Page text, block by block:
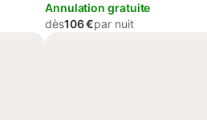
Annulation gratuite
dès106 €par nuit